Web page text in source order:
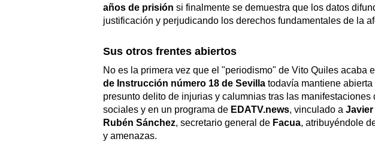
años de prisión si finalmente se demuestra que los datos
justificación y perjudicando los derechos fundamentales de la
Sus otros frentes abiertos
No es la primera vez que el "periodismo" de Vito Quiles acaba
de Instrucción número 18 de Sevilla todavía mantiene
presunto delito de injurias y calumnias tras las manifestaciones
sociales y en un programa de EDATV.news, vinculado a Javier
Rubén Sánchez, secretario general de Facua, atribuyéndole
y amenazas.